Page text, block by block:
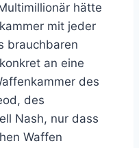
hätte
mit jeder
brauchbaren
an eine
des
des
Nash, nur dass
Waffen